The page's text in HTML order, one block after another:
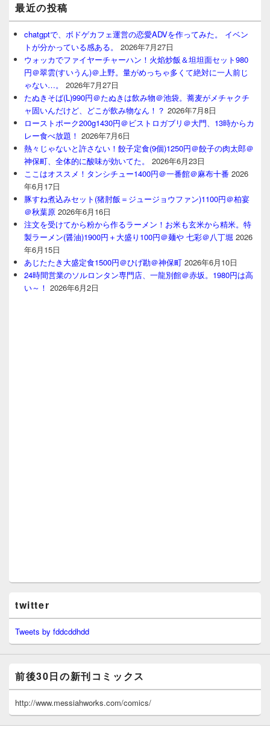
最近の投稿
chatgptで、ボドゲカフェ運営の恋愛ADVを作ってみた。 イベン
トが分かっている感ある。
2026年7月27日
ウォッカでファイヤーチャーハン！火焰炒飯＆坦坦面セット980
円＠翠雲(すいうん)＠上野。量がめっちゃ多くて絶対に一人前じ
ゃない…。
2026年7月27日
たぬきそば(L)990円＠たぬきは飲み物＠池袋。蕎麦がメチャクチ
ャ固いんだけど、どこが飲み物なん！？ 2026年7月8日
ローストポーク200g1430円＠ビストロガブリ＠大門、13時からカ
レー食べ放題！ 2026年7月6日
熱々じゃないと許さない！餃子定食(9個)1250円＠餃子の肉太郎＠
神保町、全体的に酸味が効いてた。
2026年6月23日
ここはオススメ！タンシチュー1400円＠一番館＠麻布十番 2026
年6月17日
豚すね煮込みセット(猪肘飯＝ジュージョウファン)1100円＠柏宴
＠秋葉原 2026年6月16日
注文を受けてから粉から作るラーメン！お米も玄米から精米。特
製ラーメン(醤油)1900円＋大盛り100円＠麺や 七彩＠八丁堀 2026
年6月15日
あじたたき大盛定食1500円＠ひげ勘＠神保町 2026年6月10日
24時間営業のソルロンタン専門店、一龍別館＠赤坂。1980円は高
い～！ 2026年6月2日
twitter
Tweets by fddcddhdd
前後30日の新刊コミックス
http://www.messiahworks.com/comics/